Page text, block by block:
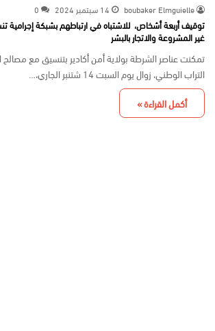
boubaker Elmguielle 14 سبتمبر 2024 0
توقيف أربعة أشخاص، للاشتباه في ارتباطهم بشبكة إجرامية
غير المشروعة والاتجار بالبشر
تمكنت عناصر الشرطة بولاية أمن أكادير بتنسيق مع مصالح
التراب الوطني، زوال يوم السبت 14 شتنبر الجاري،…
أكمل القراءة »